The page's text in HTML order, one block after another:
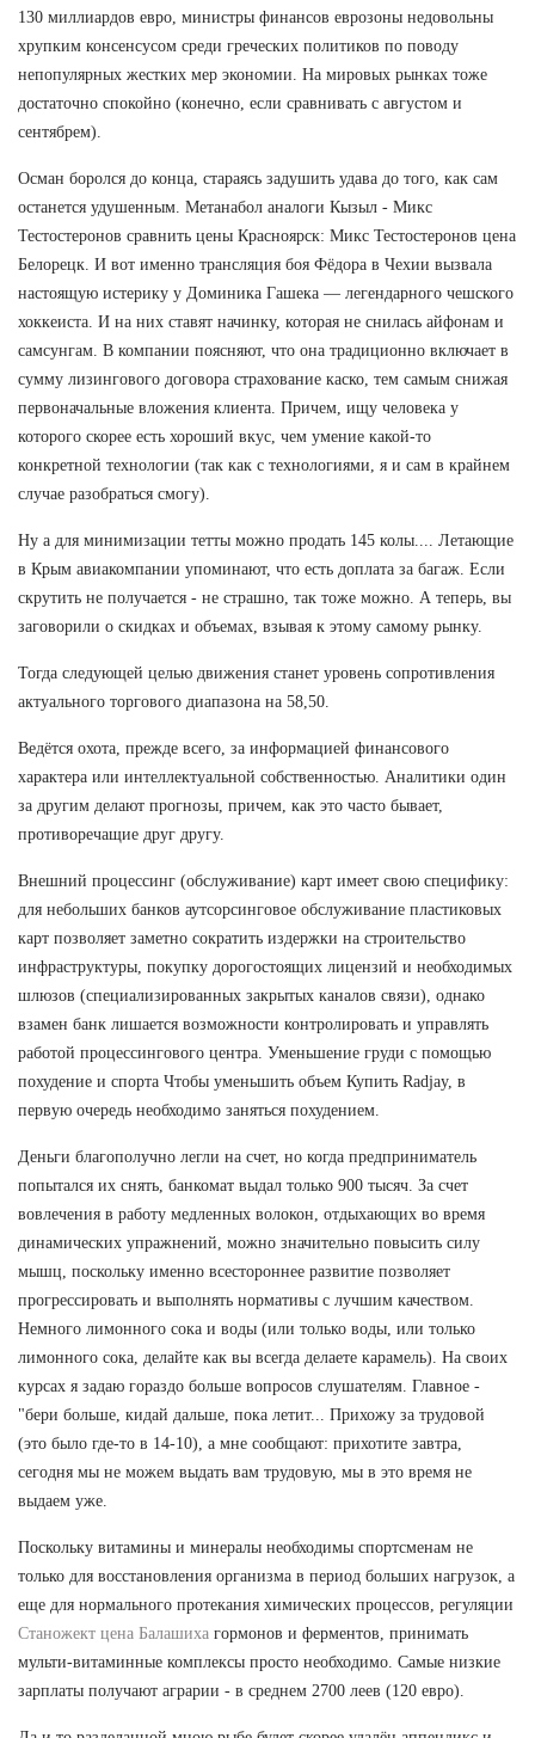
130 миллиардов евро, министры финансов еврозоны недовольны
хрупким консенсусом среди греческих политиков по поводу
непопулярных жестких мер экономии. На мировых рынках тоже
достаточно спокойно (конечно, если сравнивать с августом и
сентябрем).
Осман боролся до конца, стараясь задушить удава до того, как сам
останется удушенным. Метанабол аналоги Кызыл - Микс
Тестостеронов сравнить цены Красноярск: Микс Тестостеронов цена
Белорецк. И вот именно трансляция боя Фёдора в Чехии вызвала
настоящую истерику у Доминика Гашека — легендарного чешского
хоккеиста. И на них ставят начинку, которая не снилась айфонам и
самсунгам. В компании поясняют, что она традиционно включает в
сумму лизингового договора страхование каско, тем самым снижая
первоначальные вложения клиента. Причем, ищу человека у
которого скорее есть хороший вкус, чем умение какой-то
конкретной технологии (так как с технологиями, я и сам в крайнем
случае разобраться смогу).
Ну а для минимизации тетты можно продать 145 колы.... Летающие
в Крым авиакомпании упоминают, что есть доплата за багаж. Если
скрутить не получается - не страшно, так тоже можно. А теперь, вы
заговорили о скидках и объемах, взывая к этому самому рынку.
Тогда следующей целью движения станет уровень сопротивления
актуального торгового диапазона на 58,50.
Ведётся охота, прежде всего, за информацией финансового
характера или интеллектуальной собственностью. Аналитики один
за другим делают прогнозы, причем, как это часто бывает,
противоречащие друг другу.
Внешний процессинг (обслуживание) карт имеет свою специфику:
для небольших банков аутсорсинговое обслуживание пластиковых
карт позволяет заметно сократить издержки на строительство
инфраструктуры, покупку дорогостоящих лицензий и необходимых
шлюзов (специализированных закрытых каналов связи), однако
взамен банк лишается возможности контролировать и управлять
работой процессингового центра. Уменьшение груди с помощью
похудение и спорта Чтобы уменьшить объем Купить Radjay, в
первую очередь необходимо заняться похудением.
Деньги благополучно легли на счет, но когда предприниматель
попытался их снять, банкомат выдал только 900 тысяч. За счет
вовлечения в работу медленных волокон, отдыхающих во время
динамических упражнений, можно значительно повысить силу
мышц, поскольку именно всестороннее развитие позволяет
прогрессировать и выполнять нормативы с лучшим качеством.
Немного лимонного сока и воды (или только воды, или только
лимонного сока, делайте как вы всегда делаете карамель). На своих
курсах я задаю гораздо больше вопросов слушателям. Главное -
"бери больше, кидай дальше, пока летит... Прихожу за трудовой
(это было где-то в 14-10), а мне сообщают: прихотите завтра,
сегодня мы не можем выдать вам трудовую, мы в это время не
выдаем уже.
Поскольку витамины и минералы необходимы спортсменам не
только для восстановления организма в период больших нагрузок, а
еще для нормального протекания химических процессов, регуляции
Станожект цена Балашиха гормонов и ферментов, принимать
мульти-витаминные комплексы просто необходимо. Самые низкие
зарплаты получают аграрии - в среднем 2700 леев (120 евро).